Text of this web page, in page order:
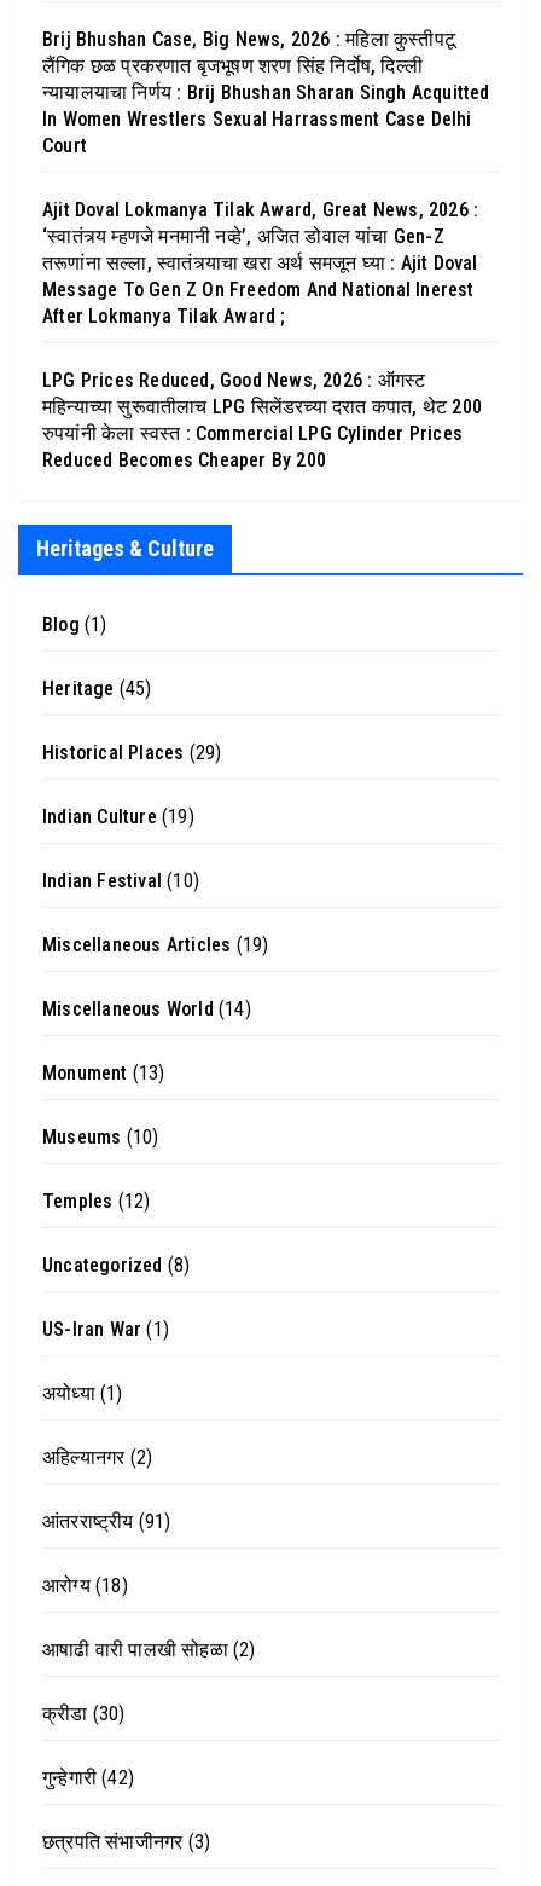
Brij Bhushan Case, Big News, 2026 : महिला कुस्तीपटू
लैंगिक छळ प्रकरणात बृजभूषण शरण सिंह निर्दोष, दिल्ली
न्यायालयाचा निर्णय : Brij Bhushan Sharan Singh Acquitted
In Women Wrestlers Sexual Harrassment Case Delhi
Court
Ajit Doval Lokmanya Tilak Award, Great News, 2026 :
‘स्वातंत्र्य म्हणजे मनमानी नव्हे’, अजित डोवाल यांचा Gen-Z
तरूणांना सल्ला, स्वातंत्र्याचा खरा अर्थ समजून घ्या : Ajit Doval
Message To Gen Z On Freedom And National Inerest
After Lokmanya Tilak Award ;
LPG Prices Reduced, Good News, 2026 : ऑगस्ट
महिन्याच्या सुरूवातीलाच LPG सिलेंडरच्या दरात कपात, थेट 200
रुपयांनी केला स्वस्त : Commercial LPG Cylinder Prices
Reduced Becomes Cheaper By 200
Heritages & Culture
Blog (1)
Heritage (45)
Historical Places (29)
Indian Culture (19)
Indian Festival (10)
Miscellaneous Articles (19)
Miscellaneous World (14)
Monument (13)
Museums (10)
Temples (12)
Uncategorized (8)
US-Iran War (1)
अयोध्या(1)
अहिल्यानगर(2)
आंतरराष्ट्रीय (91)
आरोग्य(18)
आषाढी वारी पालखी सोहळा(2)
क्रीडा (30)
गुन्हेगारी (42)
छत्रपति संभाजीनगर(3)